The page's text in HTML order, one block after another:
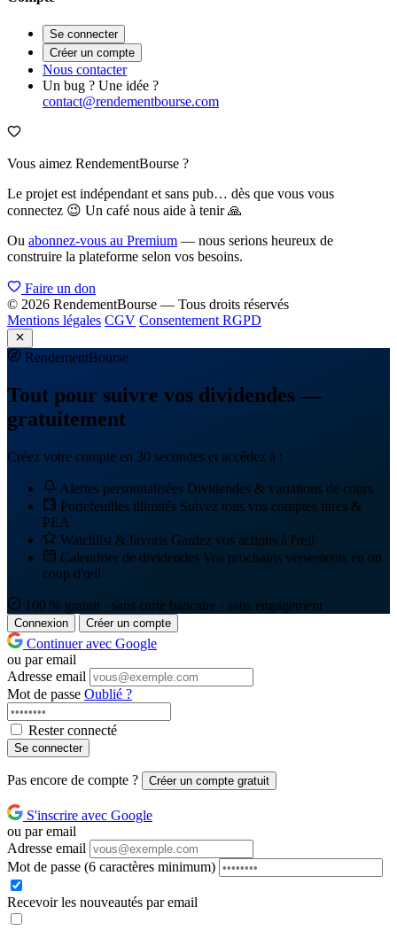
Se connecter
Créer un compte
Nous contacter
Un bug ? Une idée ?
contact@rendementbourse.com
Vous aimez RendementBourse ?
Le projet est indépendant et sans pub… dès que vous vous
connectez 😉 Un café nous aide à tenir 🙏
Ou abonnez-vous au Premium — nous serions heureux de
construire la plateforme selon vos besoins.
Faire un don
© 2026 RendementBourse — Tous droits réservés
Mentions légales CGV Consentement RGPD
RendementBourse
Tout pour suivre vos dividendes —
gratuitement
Créez votre compte en 30 secondes et accédez à :
Alertes personnalisées Dividendes & variations de cours
Portefeuilles illimités Suivez tous vos comptes titres &
PEA
Watchlist & favoris Gardez vos actions à l'œil
Calendrier de dividendes Vos prochains versements en un
coup d'œil
100 % gratuit · sans carte bancaire · sans engagement
Connexion Créer un compte
Continuer avec Google
ou par email
Adresse email
Mot de passe Oublié ?
Rester connecté
Se connecter
Pas encore de compte ? Créer un compte gratuit
S'inscrire avec Google
ou par email
Adresse email
Mot de passe (6 caractères minimum)
Recevoir les nouveautés par email